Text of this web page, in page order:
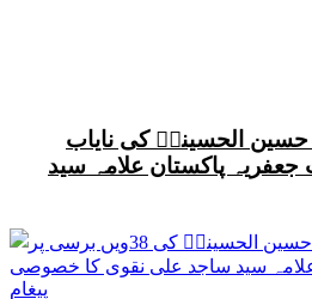
حسین الحسینیؒ کی نایاب
جعفریہ پاکستان علامہ سید